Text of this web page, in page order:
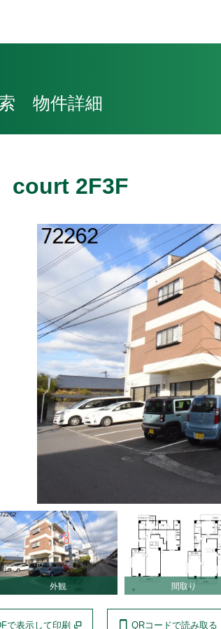
物件詳細
2F3F
外観 間取り
で表示して印刷 QRコードで読み取る